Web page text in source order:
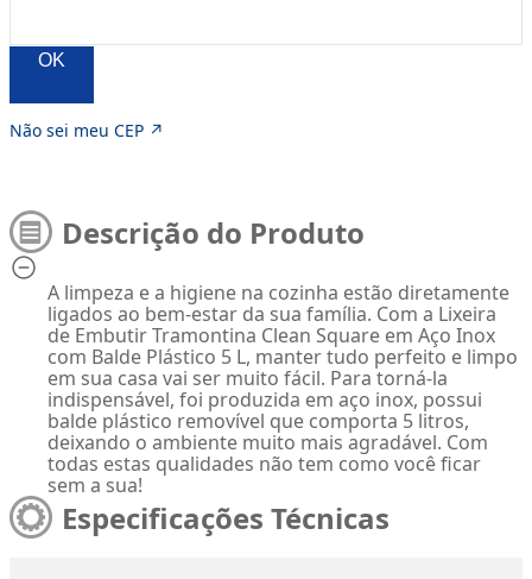
OK
Não sei meu CEP ↗
Descrição do Produto
A limpeza e a higiene na cozinha estão diretamente
ligados ao bem-estar da sua família. Com a Lixeira
de Embutir Tramontina Clean Square em Aço Inox
com Balde Plástico 5 L, manter tudo perfeito e limpo
em sua casa vai ser muito fácil. Para torná-la
indispensável, foi produzida em aço inox, possui
balde plástico removível que comporta 5 litros,
deixando o ambiente muito mais agradável. Com
todas estas qualidades não tem como você ficar
sem a sua!
Especificações Técnicas